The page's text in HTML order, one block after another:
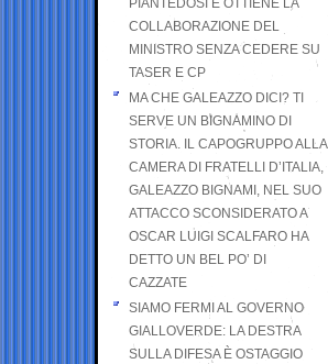
PIANTEDOSI E OTTIENE LA
COLLABORAZIONE DEL
MINISTRO SENZA CEDERE SU
TASER E CP
MA CHE GALEAZZO DICI? TI
SERVE UN BIGNAMINO DI
STORIA. IL CAPOGRUPPO ALLA
CAMERA DI FRATELLI D’ITALIA,
GALEAZZO BIGNAMI, NEL SUO
ATTACCO SCONSIDERATO A
OSCAR LUIGI SCALFARO HA
DETTO UN BEL PO’ DI
CAZZATE
SIAMO FERMI AL GOVERNO
GIALLOVERDE: LA DESTRA
SULLA DIFESA È OSTAGGIO